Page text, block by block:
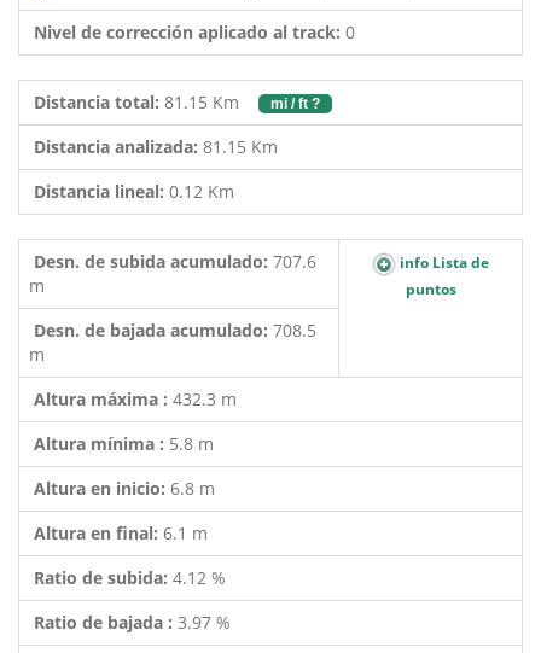
Nivel de corrección aplicado al track: 0
Distancia total: 81.15 Km mi / ft ?
Distancia analizada: 81.15 Km
Distancia lineal: 0.12 Km
Desn. de subida acumulado: 707.6
m
info Lista de
puntos
Desn. de bajada acumulado: 708.5
m
Altura máxima : 432.3 m
Altura mínima : 5.8 m
Altura en inicio: 6.8 m
Altura en final: 6.1 m
Ratio de subida: 4.12 %
Ratio de bajada : 3.97 %